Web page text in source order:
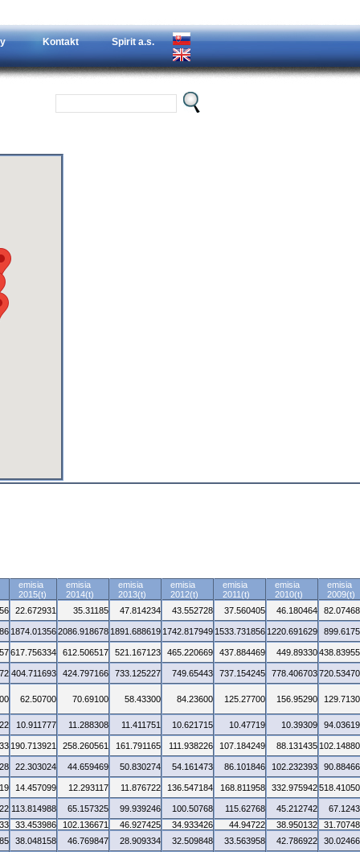
Kontakt Spirit a.s.
emisia
2015(t)
emisia
2014(t)
emisia
2013(t)
emisia
2012(t)
emisia
2011(t)
emisia
2010(t)
emisia
2009(t)
22.672931 35.31185 47.814234 43.552728 37.560405 46.180464
1874.013562086.918678 1891.688619 1742.817949 1533.731856 1220.691629
617.756334 612.506517 521.167123 465.220669 437.884469 449.89330
404.711693 424.797166 733.125227 749.65443 737.154245 778.406703
62.50700 70.69100 58.43300 84.23600 125.27700 156.95290
10.911777 11.288308 11.411751 10.621715 10.47719 10.39309
190.713921 258.260561 161.791165 111.938226 107.184249 88.131435
22.303024 44.659469 50.830274 54.161473 86.101846 102.232393
14.457099 12.293117 11.876722 136.547184 168.811958 332.975942
113.814988 65.157325 99.939246 100.50768 115.62768 45.212742
33.453986 102.136671 46.927425 34.933426 44.94722 38.950132
38.048158 46.769847 28.909334 32.509848 33.563958 42.786922